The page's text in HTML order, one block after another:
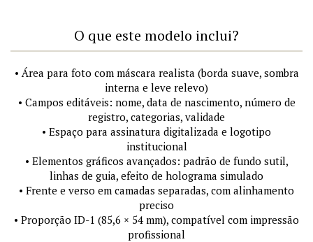
O que este modelo inclui?
• Área para foto com máscara realista (borda suave, sombra
interna e leve relevo)
• Campos editáveis: nome, data de nascimento, número de
registro, categorias, validade
• Espaço para assinatura digitalizada e logotipo
institucional
• Elementos gráficos avançados: padrão de fundo sutil,
linhas de guia, efeito de holograma simulado
• Frente e verso em camadas separadas, com alinhamento
preciso
• Proporção ID-1 (85,6 × 54 mm), compatível com impressão
profissional